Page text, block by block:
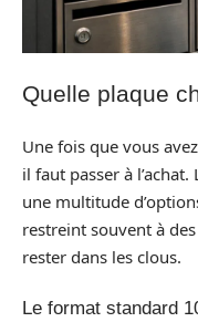
Quelle plaque
Une fois que vous
il faut passer à
une multitude
restreint souvent à
rester dans les clous.
Le format standard